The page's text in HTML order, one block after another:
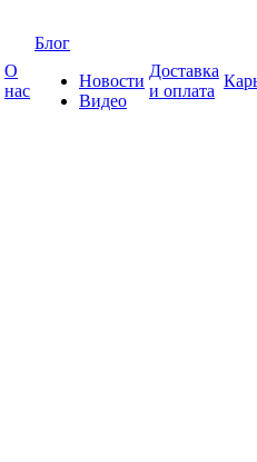
О
нас
Блог
Новости
Видео
Доставка
и оплата